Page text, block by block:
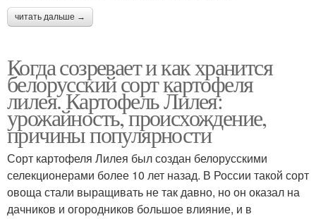
читать дальше →
Когда созревает и как хранится
белорусский сорт картофеля
лилея. Картофель Лилея:
урожайность, происхождение,
причины популярности
Сорт картофеля Лилея был создан белорусскими
селекционерами более 10 лет назад. В России такой сорт
овоща стали выращивать не так давно, но он оказал на
дачников и огородников большое влияние, и в